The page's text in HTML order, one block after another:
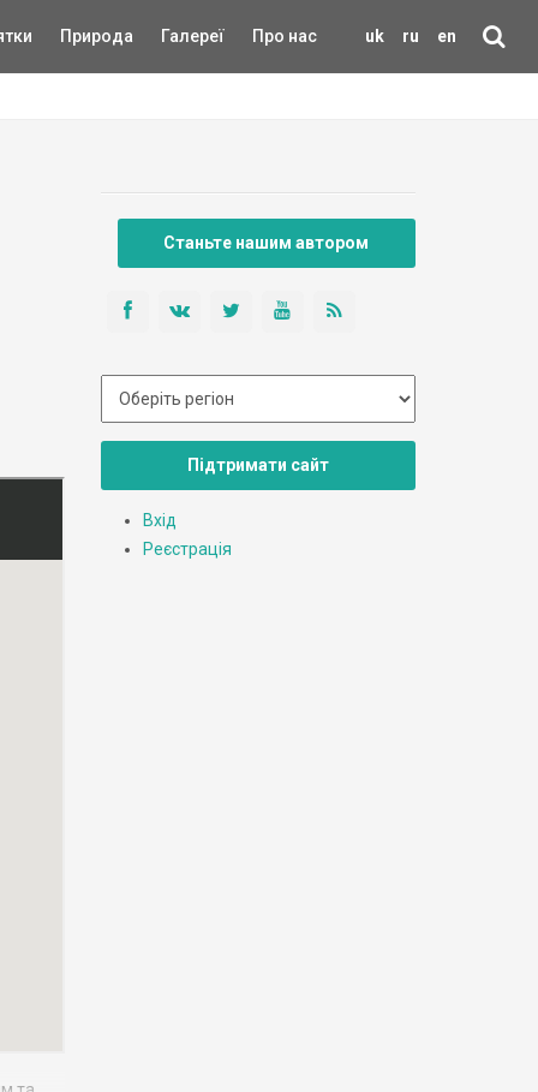
uk ru en
Природа Галереї Про нас
Станьте нашим автором
Підтримати сайт
Вхід
Реєстрація